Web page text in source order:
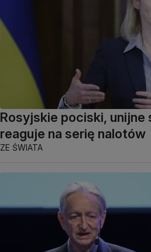
Rosyjskie pociski, unijne
reaguje na serię nalotów
ZE ŚWIATA